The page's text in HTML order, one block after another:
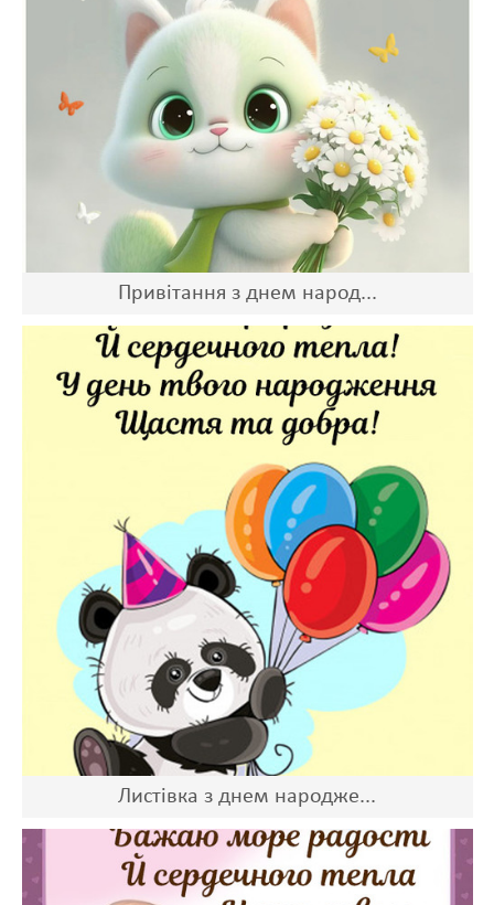
Привітання з днем народ...
Листівка з днем народже...